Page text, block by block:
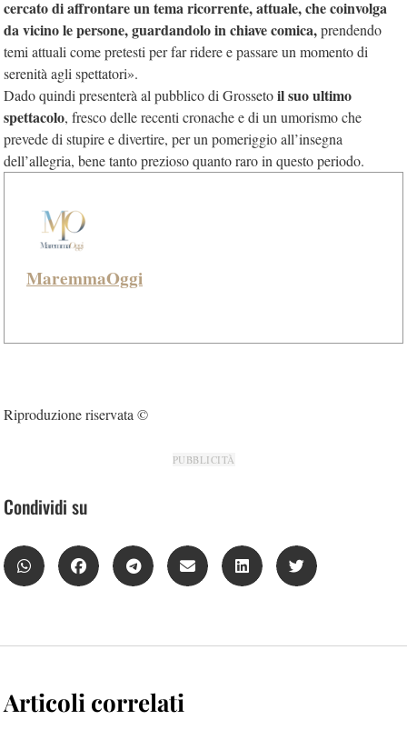
cercato di affrontare un tema ricorrente, attuale, che coinvolga
da vicino le persone, guardandolo in chiave comica,prendendo
temi attuali come pretesti per far ridere e passare un momento di
serenità agli spettatori».
Dado quindi presenterà al pubblico di Grossetoil suo ultimo
spettacolo, fresco delle recenti cronache e di un umorismo che
prevede di stupire e divertire, per un pomeriggio all’insegna
dell’allegria, bene tanto prezioso quanto raro in questo periodo.
MaremmaOggi
Riproduzione riservata ©
PUBBLICITÀ
Condividi su
Articoli correlati